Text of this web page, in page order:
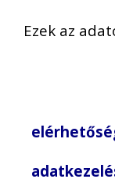
Ezek az